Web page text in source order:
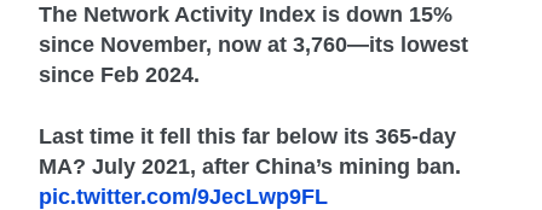
The Network Activity Index is down 15%
since November, now at 3,760—its lowest
since Feb 2024.
Last time it fell this far below its 365-day
MA? July 2021, after China’s mining ban.
pic.twitter.com/9JecLwp9FL